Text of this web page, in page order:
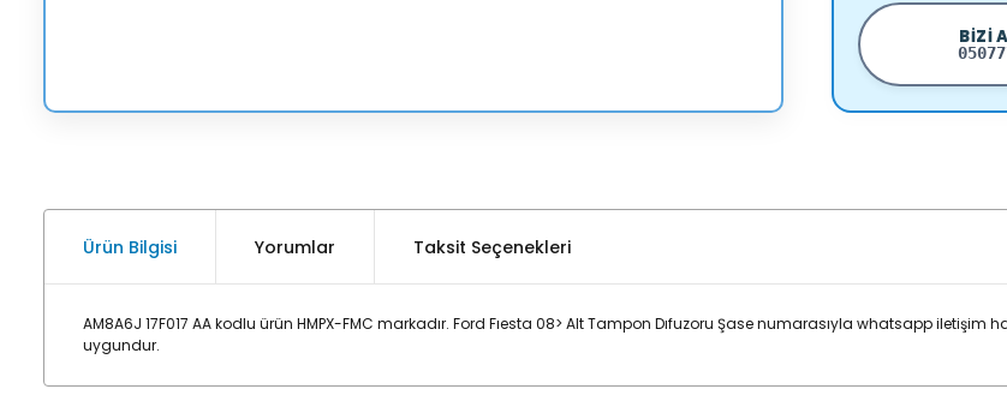
BIZI
Ürün Bilgisi Yorumlar Taksit Seçenekleri
AM8A6J 17F017 AA kodlu ürün HMPX-FMC markadır. Ford Fıesta 08> Alt Tampon Dıfuzoru Şase numarasıyla whatsapp
uygundur.